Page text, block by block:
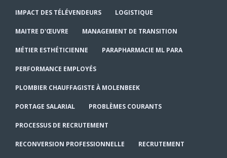
IMPACT DES TÉLÉVENDEURS LOGISTIQUE
MAITRE D'ŒUVRE MANAGEMENT DE TRANSITION
MÉTIER ESTHÉTICIENNE PARAPHARMACIE ML PARA
PERFORMANCE EMPLOYÉS
PLOMBIER CHAUFFAGISTE À MOLENBEEK
PORTAGE SALARIAL PROBLÈMES COURANTS
PROCESSUS DE RECRUTEMENT
RECONVERSION PROFESSIONNELLE RECRUTEMENT